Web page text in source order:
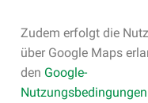
Zudem erfolgt die
über Google Maps
den Google-
Nutzungsbedingungen